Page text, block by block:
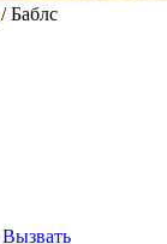
/ Баблс
Вызвать